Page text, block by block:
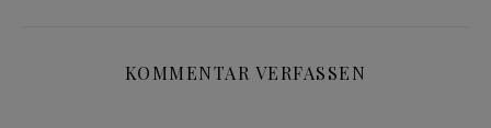
KOMMENTAR VERFASSEN